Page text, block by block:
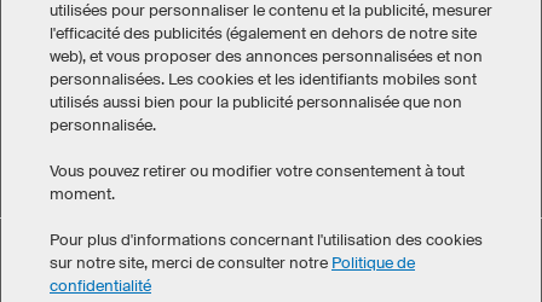
Canada
Paramétrage des cookies
Conditions générales de vente
Cuissards de running hommes a obtenu une note moyenne de
4.8 sur 5 , calculée à partir de 142 avis clients
utilisées pour personnaliser le contenu et la publicité, mesurer
l'efficacité des publicités (également en dehors de notre site
web), et vous proposer des annonces personnalisées et non
personnalisées. Les cookies et les identifiants mobiles sont
utilisés aussi bien pour la publicité personnalisée que non
personnalisée.
Vous pouvez retirer ou modifier votre consentement à tout
moment.
Pour plus d'informations concernant l'utilisation des cookies
sur notre site, merci de consulter notre Politique de
confidentialité